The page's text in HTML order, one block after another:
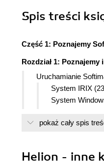
Spis treści
Część 1: Poznajemy
Rozdział 1:
Uruchamianie
System IRIX
System
(24)
Moduły (27)
pokaż cały spis
Helion - inne